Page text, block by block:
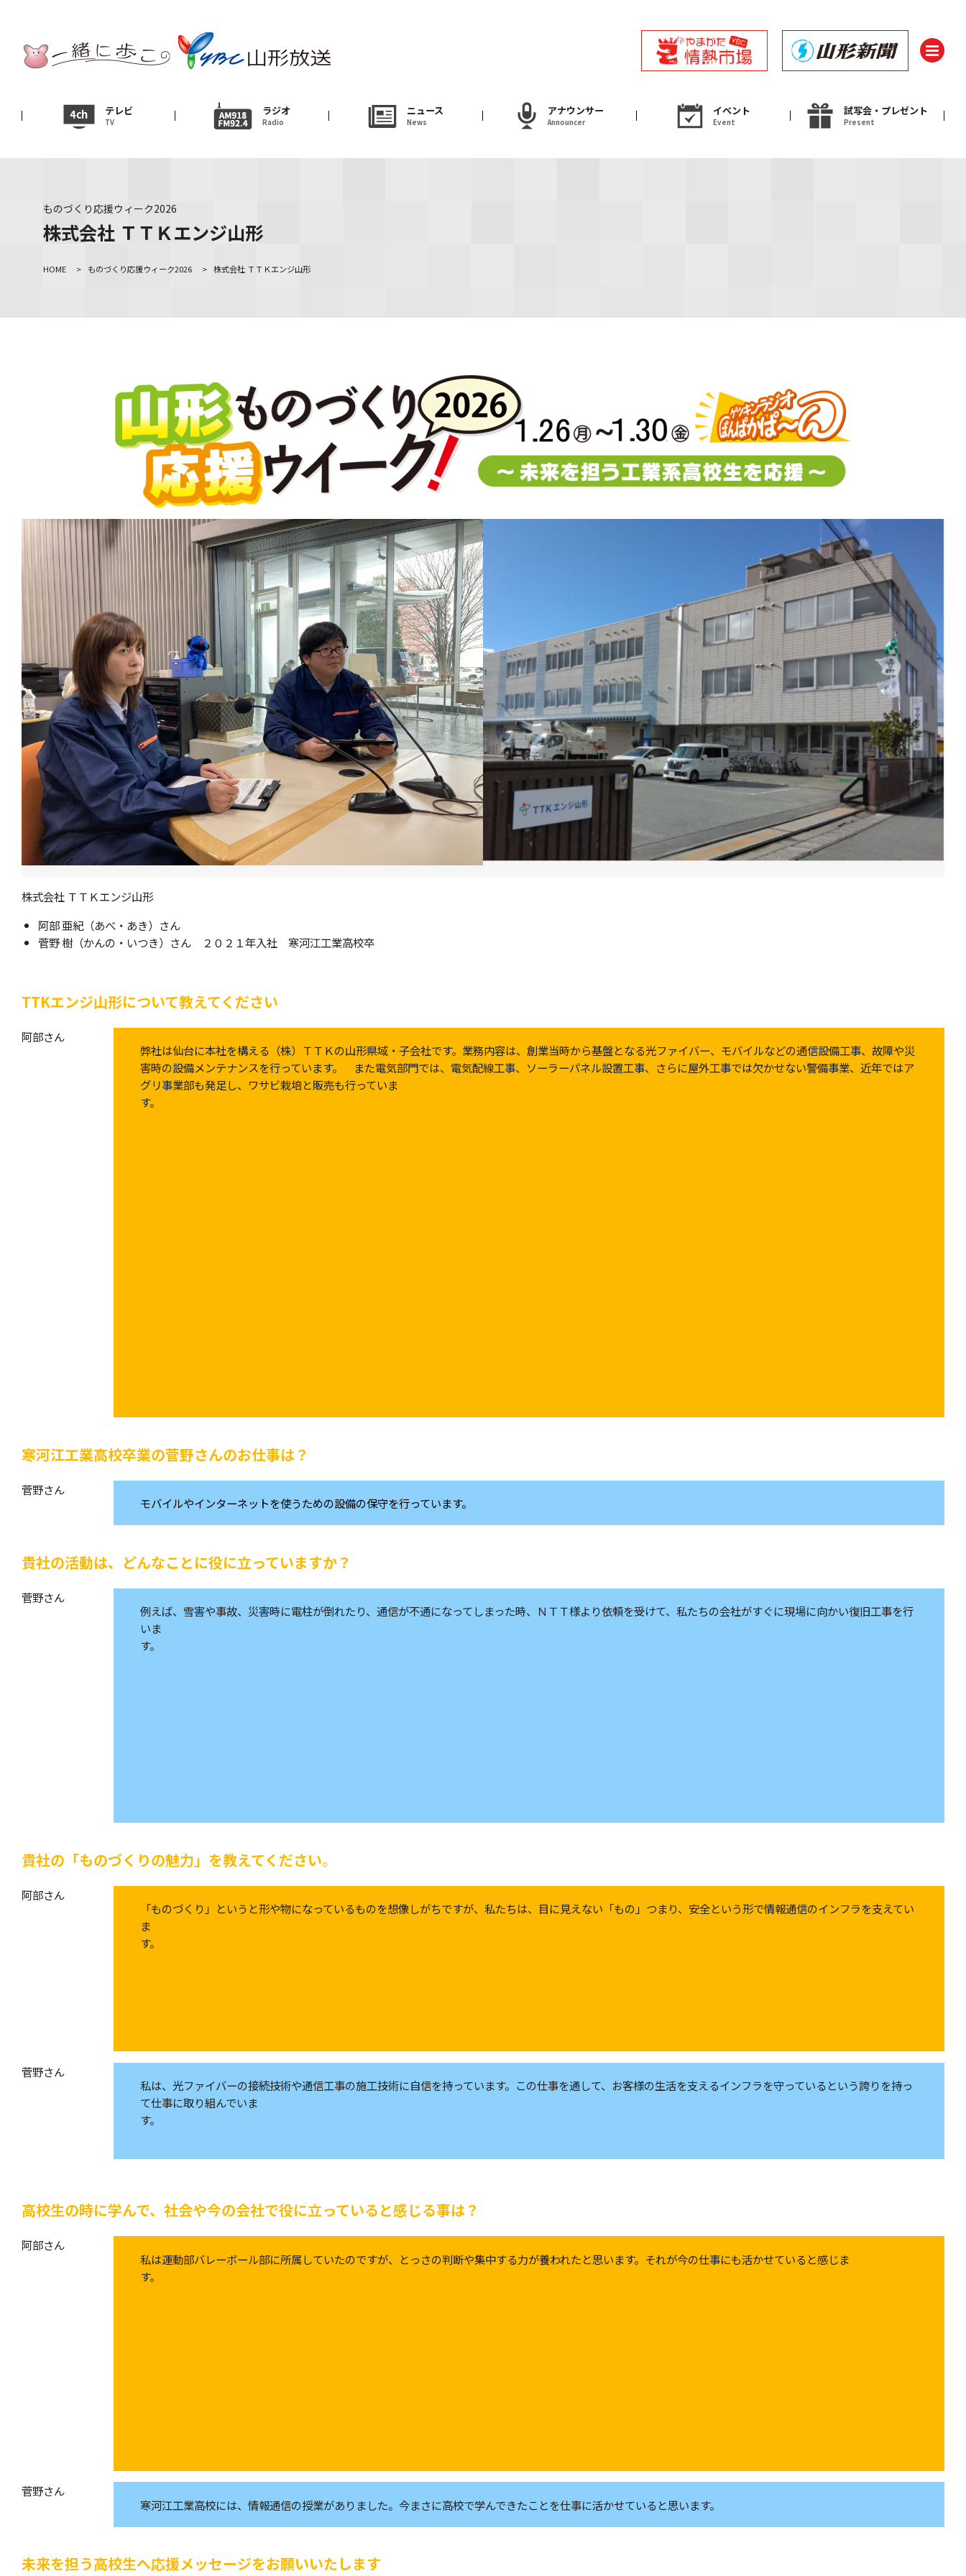
テレビ
TV
ラジオ
Radio
ニュース
News
アナウンサー
Announcer
イベント
Event
試写会・プレゼント
Present
テレビ
ニュース
News
アナウンサー
Announcer
イベント 試写会・プレゼント
ＹＢＣオンデマンド
ものづくり応援ウィーク2026
株式会社 ＴＴＫエンジ山形
HOME > ものづくり応援ウィーク2026 > 株式会社 ＴＴＫエンジ山形
株式会社 ＴＴＫエンジ山形
阿部 亜紀（あべ・あき）さん
菅野 樹（かんの・いつき）さん ２０２１年入社 寒河江工業高校卒
TTKエンジ山形について教えてください
阿部さん
弊社は仙台に本社を構える（株）ＴＴＫの山形県域・子会社です。業務内容は、創業当時から基盤となる光ファイバー、モバイルなどの通信設備工事、故障や災
害時の設備メンテナンスを行っています。 また電気部門では、電気配線工事、ソーラーパネル設置工事、さらに屋外工事では欠かせない警備事業、近年ではア
グリ事業部も発足し、ワサビ栽培と販売も行っていま
す。
寒河江工業高校卒業の菅野さんのお仕事は？
菅野さん
モバイルやインターネットを使うための設備の保守を行っています。
貴社の活動は、どんなことに役に立っていますか？
菅野さん
例えば、雪害や事故、災害時に電柱が倒れたり、通信が不通になってしまった時、ＮＴＴ様より依頼を受けて、私たちの会社がすぐに現場に向かい復旧工事を行
いま
す。
貴社の「ものづくりの魅力」を教えてください。
阿部さん
「ものづくり」というと形や物になっているものを想像しがちですが、私たちは、目に見えない「もの」つまり、安全という形で情報通信のインフラを支えてい
ま
す。
菅野さん
私は、光ファイバーの接続技術や通信工事の施工技術に自信を持っています。この仕事を通して、お客様の生活を支えるインフラを守っているという誇りを持っ
て仕事に取り組んでいま
す。
高校生の時に学んで、社会や今の会社で役に立っていると感じる事は？
阿部さん
私は運動部バレーボール部に所属していたのですが、とっさの判断や集中する力が養われたと思います。それが今の仕事にも活かせていると感じま
す。
菅野さん
寒河江工業高校には、情報通信の授業がありました。今まさに高校で学んできたことを仕事に活かせていると思います。
未来を担う高校生へ応援メッセージをお願いいたします